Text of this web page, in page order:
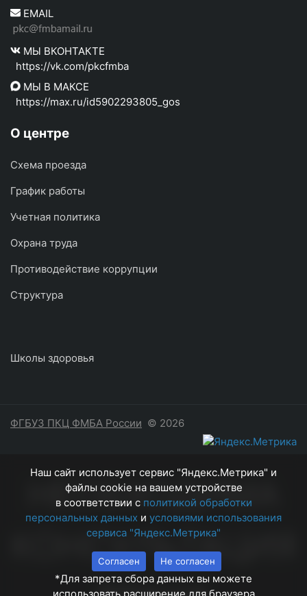
EMAIL
МЫ ВКОНТАКТЕ
https://vk.com/pkcfmba
МЫ В МАКСЕ
https://max.ru/id5902293805_gos
О центре
Схема проезда
График работы
Учетная политика
Охрана труда
Противодействие коррупции
Структура
Школы здоровья
ФГБУЗ ПКЦ ФМБА России © 2026
НЕОБХОДИМА
КОНСУЛЬТАЦИЯ
Наш сайт использует сервис "Яндекс.Метрика" и
файлы cookie на вашем устройстве
в соответствии с политикой обработки
персональных данных и условиями использования
сервиса "Яндекс.Метрика"
Согласен Не согласен
*Для запрета сбора данных вы можете